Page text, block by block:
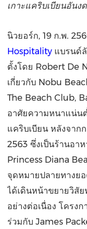
เกาะแคริบเบียนอันง
นิวยอร์ก, 19 ก.พ.
Hospitalityแบรนด์ลั
ตั้งโดย Robert De
เกี่ยวกับ Nobu
The Beach Club,
อาศัยความหนาแน่น
แคริบเบียน หลังจาก
2563 ซึ่งเป็นร้านอา
Princess Diana
จุดหมายปลายทางย
ได้เดินหน้าขยายวิสั
อย่างต่อเนื่อง โครง
ร่วมกับ James